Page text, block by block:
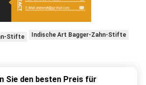
Stifte
Indische Art Bagger-Zahn-Stifte
Sie den besten Preis für